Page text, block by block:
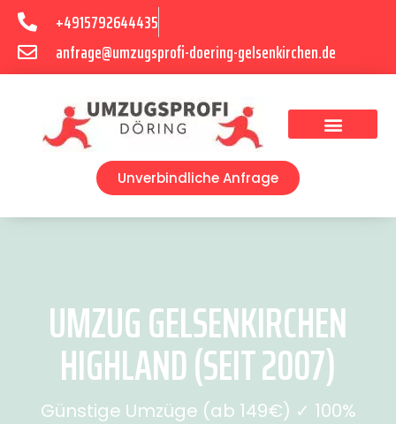
+4915792644435
anfrage@umzugsprofi-doering-gelsenkirchen.de
Unverbindliche Anfrage
UMZUG GELSENKIRCHEN
HIGHLAND (SEIT 2007)
Günstige Umzüge (ab 149€) ✓ 100%